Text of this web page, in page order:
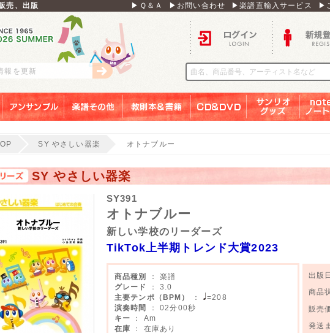
売、出版 ▶Ｑ＆Ａ ▶お問い合わせ ▶楽譜直輸入サービス ▶
報を更新
SY やさしい器楽 オトナブルー
SY やさしい器楽
SY391
オトナブルー
新しい学校のリーダーズ
TikTok上半期トレンド大賞2023
商品種別
： 楽譜
グレード
： 3.0
主要テンポ（BPM）
：
=208
演奏時間
： 02分00秒
キー
： Am
在庫
： 在庫あり
出版
商品
販売
発送